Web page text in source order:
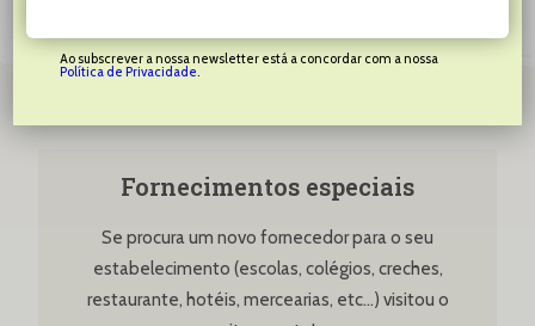
Fornecimentos especiais
Se procura um novo fornecedor para o seu
estabelecimento (escolas, colégios, creches,
restaurante, hotéis, mercearias, etc…) visitou o
Ao subscrever a nossa newsletter está a concordar com a nossa
Política de Privacidade.